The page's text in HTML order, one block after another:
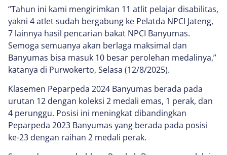
“Tahun ini kami mengirimkan 11 atlit pelajar disabilitas,
yakni 4 atlet sudah bergabung ke Pelatda NPCI Jateng,
7 lainnya hasil pencarian bakat NPCI Banyumas.
Semoga semuanya akan berlaga maksimal dan
Banyumas bisa masuk 10 besar perolehan medalinya,”
katanya di Purwokerto, Selasa (12/8/2025).
Klasemen Peparpeda 2024 Banyumas berada pada
urutan 12 dengan koleksi 2 medali emas, 1 perak, dan
4 perunggu. Posisi ini meningkat dibandingkan
Peparpeda 2023 Banyumas yang berada pada posisi
ke-23 dengan raihan 2 medali perak.